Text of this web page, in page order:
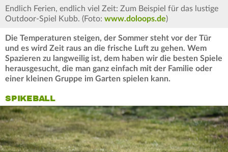
Endlich Ferien, endlich viel Zeit: Zum Beispiel für das lustige
Outdoor-Spiel Kubb. (Foto: www.doloops.de)
Die Temperaturen steigen, der Sommer steht vor der Tür
und es wird Zeit raus an die frische Luft zu gehen. Wem
Spazieren zu langweilig ist, dem haben wir die besten Spiele
herausgesucht, die man ganz einfach mit der Familie oder
einer kleinen Gruppe im Garten spielen kann.
SPIKEBALL